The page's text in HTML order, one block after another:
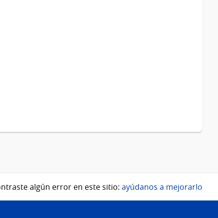
algún error en este sitio: ayúdanos a mejorarlo